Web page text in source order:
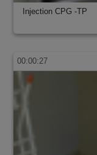
Injection CPG -TP
00:00:27